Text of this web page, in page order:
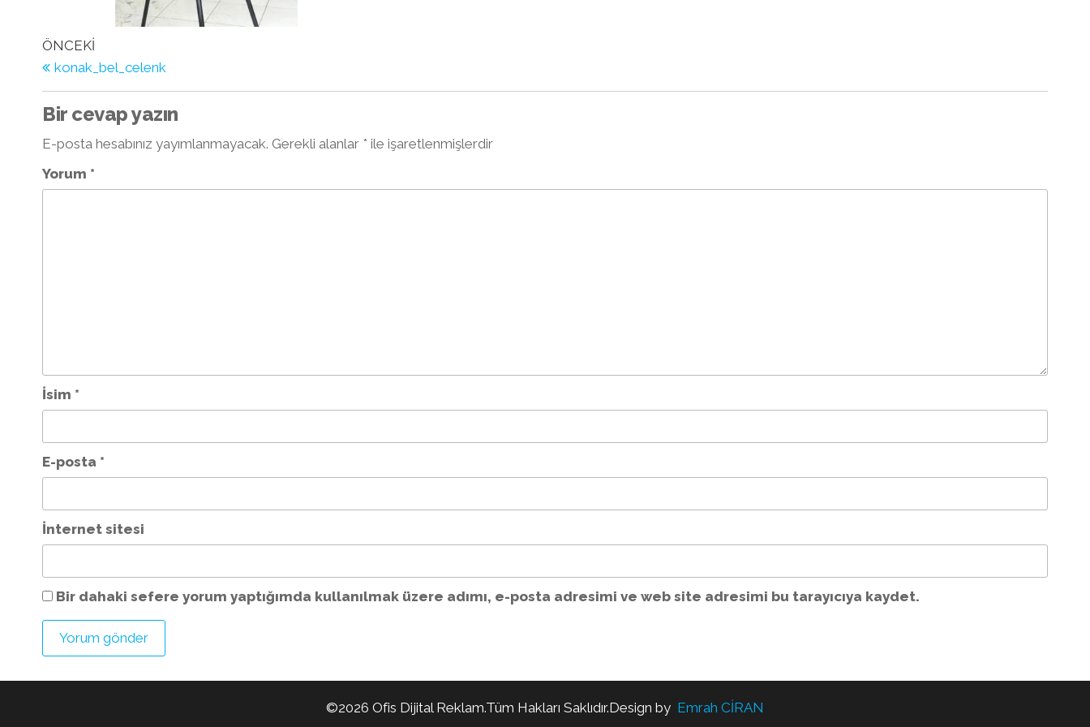
Yazı
dolaşımı
Önceki
Yazı
ÖNCEKI
konak_bel_celenk
Bir cevap yazın
E-posta hesabınız yayımlanmayacak. Gerekli alanlar * ile işaretlenmişlerdir
Yorum *
İsim *
E-posta *
İnternet sitesi
Bir dahaki sefere yorum yaptığımda kullanılmak üzere adımı, e-posta adresimi ve web site adresimi bu tarayıcıya kaydet.
©2026 Ofis Dijital Reklam.Tüm Hakları Saklıdır.Design by Emrah CİRAN